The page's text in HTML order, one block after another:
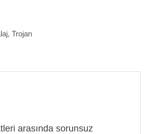
, Trojan
arasında sorunsuz